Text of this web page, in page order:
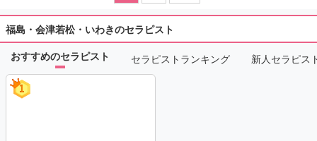
福島・会津若松・いわきのセラピスト
おすすめのセラピスト
セラピストランキング 新人セラピス